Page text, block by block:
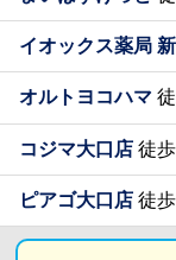
イオックス薬局
オルトヨコハマ
コジマ大口店 徒歩
ピアゴ大口店 徒歩